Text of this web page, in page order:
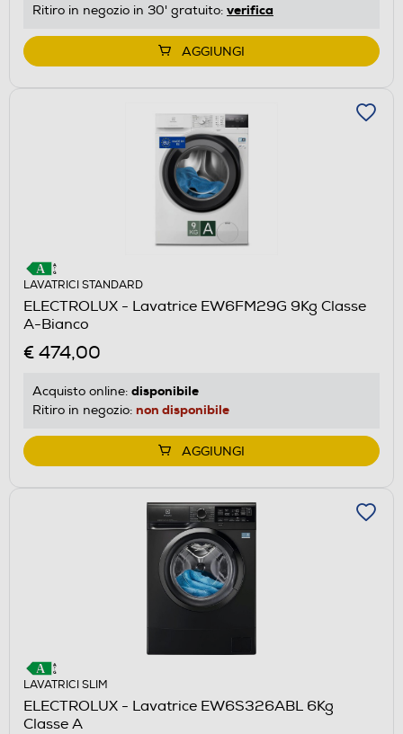
Ritiro in negozio in 30' gratuito: verifica
AGGIUNGI
LAVATRICI STANDARD
ELECTROLUX - Lavatrice EW6FM29G 9Kg Classe
A-Bianco
€ 474,00
Acquisto online: disponibile
Ritiro in negozio: non disponibile
AGGIUNGI
LAVATRICI SLIM
ELECTROLUX - Lavatrice EW6S326ABL 6Kg
Classe A